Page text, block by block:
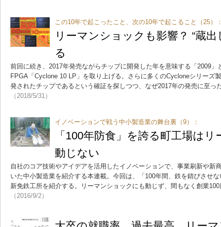
この10年で起こったこと、次の10年で起こること（25）
リーマンショックも影響？ “蔵
る
前回に続き、2017年発売ながらチップに開発した年を意味する「2009」
FPGA「Cyclone 10 LP」を取り上げる。さらに多くのCycloneシリーズ
発されたチップであるという確証を探しつつ、なぜ2017年の発売に至っ
（2018/5/31）
イノベーションで戦う中小製造業の舞台裏（9）：
「100年防食」を誇る町工場は
動じない
自社のコア技術やアイデアを活用したイノベーションで、事業刷新や新
いた中小製造業を紹介する本連載。今回は、「100年間、鉄を錆びさせ
新免鉄工所を紹介する。リーマンショックにも動じず、間もなく創業
（2016/9/2）